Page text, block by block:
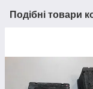
Подібні товари